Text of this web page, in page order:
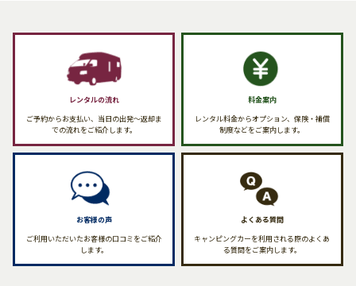
レンタルの流れ
ご予約からお支払い、当日の出発〜返却ま
での流れをご紹介します。
料金案内
レンタル料金からオプション、保険・補償
制度などをご案内します。
お客様の声
ご利用いただいたお客様の口コミをご紹介
します。
よくある質問
キャンピングカーを利用される際のよくあ
る質問をご案内します。